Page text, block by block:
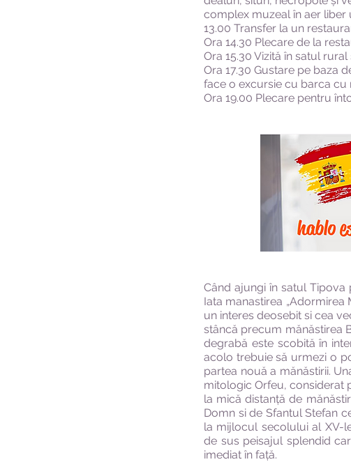
complex muzeal în aer liber
13.00 Transfer la un
Ora 14.30 Plecare de la
Ora 15.30 Vizită în satul
Ora 17.30 Gustare pe baza
face o excursie cu barca
Ora 19.00 Plecare pentru
Când ajungi în satul
Iata manastirea
un interes deosebit si cea
stâncă precum mănăstirea
degrabă este scobită în
acolo trebuie să urmezi o
partea nouă a mănăstirii.
mitologic Orfeu, considerat
la mică distanță de
Domn si de Sfantul Stefan
la mijlocul secolului al XV-
de sus peisajul splendid
imediat în față.